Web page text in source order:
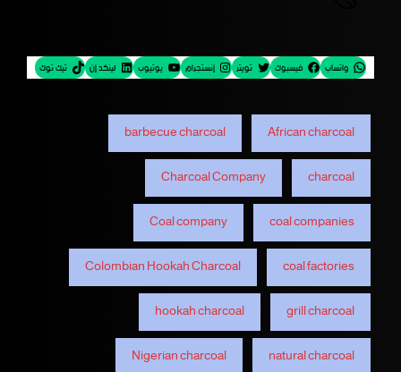
واتساب فيسبوك تويتر إنستجرام يوتيوب لينكد إن تيك توك
African charcoal
barbecue charcoal
charcoal
Charcoal Company
coal companies
Coal company
coal factories
Colombian Hookah Charcoal
grill charcoal
hookah charcoal
natural charcoal
Nigerian charcoal